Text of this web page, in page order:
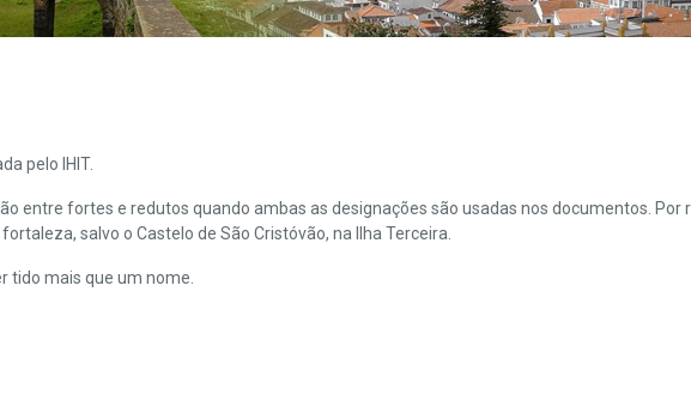
pelo IHIT.
entre fortes e redutos quando ambas as designações são usadas nos documentos. Por
salvo o Castelo de São Cristóvão, na Ilha Terceira.
tido mais que um nome.